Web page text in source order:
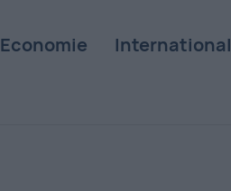
Economie International